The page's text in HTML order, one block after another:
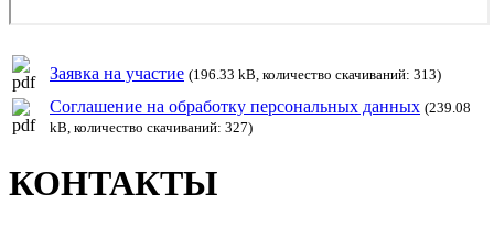
Заявка на участие (196.33 kB, количество скачиваний: 313)
Соглашение на обработку персональных данных (239.08
kB, количество скачиваний: 327)
КОНТАКТЫ